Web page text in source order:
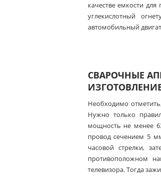
качестве емкости
углекислотный
автомобильный
СВАРОЧНЫЕ
Необходимо
Нужно только
мощность не менее
провод сечением 5
часовой стрелки,
противоположном
телевизора. Тогда